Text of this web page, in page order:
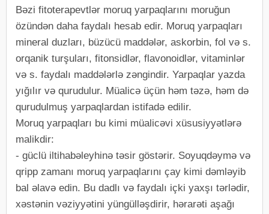
Bəzi fitoterapevtlər moruq yarpaqlarını moruğun
özündən daha faydalı hesab edir. Moruq yarpaqları
mineral duzları, büzücü maddələr, askorbin, fol və s.
orqanik turşuları, fitonsidlər, flavonoidlər, vitaminlər
və s. faydalı maddələrlə zəngindir. Yarpaqlar yazda
yığılır və qurudulur. Müalicə üçün həm təzə, həm də
qurudulmuş yarpaqlardan istifadə edilir.
Moruq yarpaqları bu kimi müalicəvi xüsusiyyətlərə
malikdir:
- güclü iltihabəleyhinə təsir göstərir. Soyuqdəymə və
qripp zamanı moruq yarpaqlarını çay kimi dəmləyib
bal əlavə edin. Bu dadlı və faydalı içki yaxşı tərlədir,
xəstənin vəziyyətini yüngülləşdirir, hərarəti aşağı